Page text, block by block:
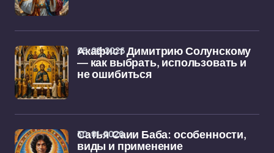
Акафист Димитрию Солунскому
— как выбрать, использовать и
не ошибиться
05-02-2026
Сатья Саии Баба: особенности,
виды и применение
30-01-2026